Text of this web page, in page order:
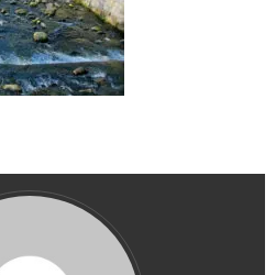
su población?
aeropuerto de
a la